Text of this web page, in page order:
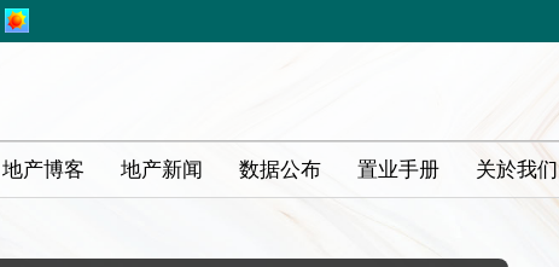
地产博客 地产新闻 数据公布 置业手册 关於我们